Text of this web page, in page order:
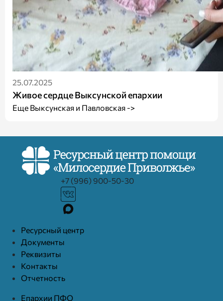
25.07.2025
Живое сердце Выксунской епархии
Еще Выксунская и Павловская ->
+7 (996) 900-50-30
Ресурcный центр
Документы
Реквизиты
Контакты
Отчетность
Епархии ПФО